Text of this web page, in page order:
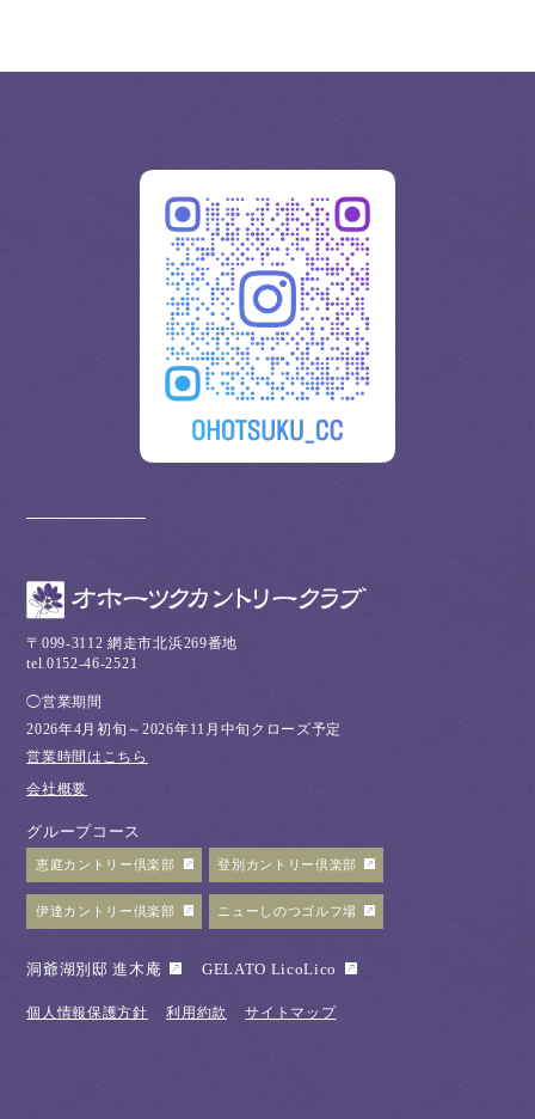
〒099-3112 網走市北浜269番地
tel.0152-46-2521
◯営業期間
2026年4月初旬～2026年11月中旬クローズ予定
営業時間はこちら
会社概要
グループコース
恵庭カントリー倶楽部 登別カントリー倶楽部
伊達カントリー倶楽部 ニューしのつゴルフ場
洞爺湖別邸 進木庵 GELATO LicoLico
個人情報保護方針 利用約款 サイトマップ